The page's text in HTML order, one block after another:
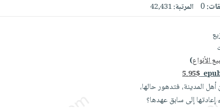
0 المرتبة:42,431
الأنواع)
5.95$
المدينة، فتدهور حالها،
إلى سابق عهدها؟